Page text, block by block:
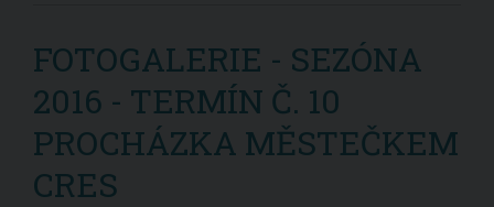
FOTOGALERIE - SEZÓNA
2016 - TERMÍN Č. 10
PROCHÁZKA MĚSTEČKEM
CRES